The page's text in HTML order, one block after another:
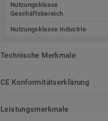
Nutzungsklasse
Geschäftsbereich
Nutzungsklasse Industrie
Technische Merkmale
CE Konformitätserklärung
Leistungsmerkmale